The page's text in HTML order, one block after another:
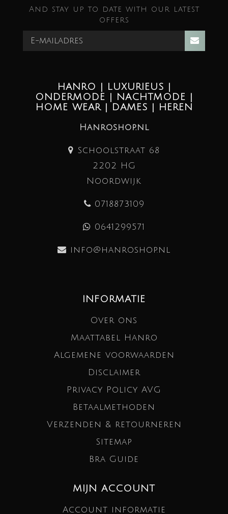
And stay up to date with our latest
offers
HANRO | LUXURIEUS |
ONDERMODE | NACHTMODE |
HOME WEAR | DAMES | HEREN
Hanroshop.nl
Schoolstraat 68
2202 HG
Noordwijk
0718873109
0641299571
info@hanroshop.nl
INFORMATIE
Over ons
Maattabel Hanro
Algemene voorwaarden
Disclaimer
Privacy Policy AVG
Betaalmethoden
Verzenden & retourneren
Sitemap
Bra Guide
MIJN ACCOUNT
Account informatie